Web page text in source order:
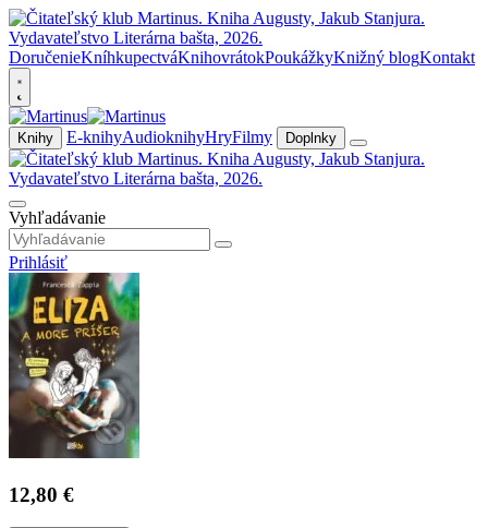
DoručenieKníhkupectváKnihovrátokPoukážkyKnižný blogKontakt
Knihy E-knihyAudioknihyHryFilmy Doplnky
Vyhľadávanie
Prihlásiť
12,80 €